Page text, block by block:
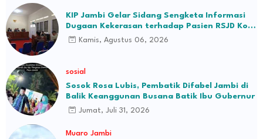
KIP Jambi Gelar Sidang Sengketa Informasi
Dugaan Kekerasan terhadap Pasien RSJD Kol.
H.M.Syukur Jambi
Kamis, Agustus 06, 2026
sosial
Sosok Rosa Lubis, Pembatik Difabel Jambi di
Balik Keanggunan Busana Batik Ibu Gubernur
Jumat, Juli 31, 2026
Muaro Jambi